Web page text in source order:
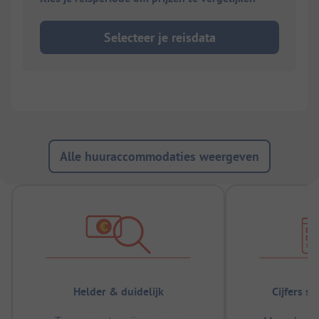
Selecteer je reisdata
Alle huuraccommodaties weergeven
Helder & duidelijk Cijfers